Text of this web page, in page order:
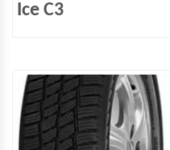
Ice C3